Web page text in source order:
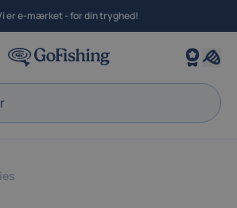
er e-mærket - for din tryghed!